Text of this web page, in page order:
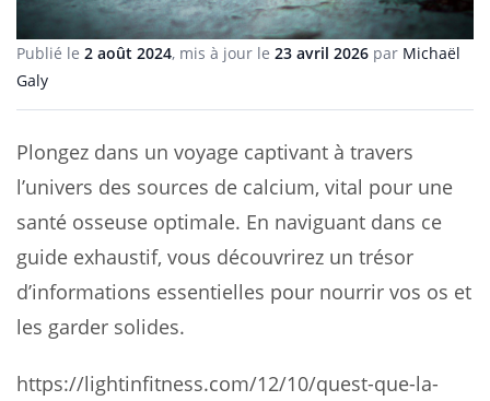
Publié le 2 août 2024, mis à jour le 23 avril 2026 par Michaël
Galy
Plongez dans un voyage captivant à travers
l’univers des sources de calcium, vital pour une
santé osseuse optimale. En naviguant dans ce
guide exhaustif, vous découvrirez un trésor
d’informations essentielles pour nourrir vos os et
les garder solides.
https://lightinfitness.com/12/10/quest-que-la-